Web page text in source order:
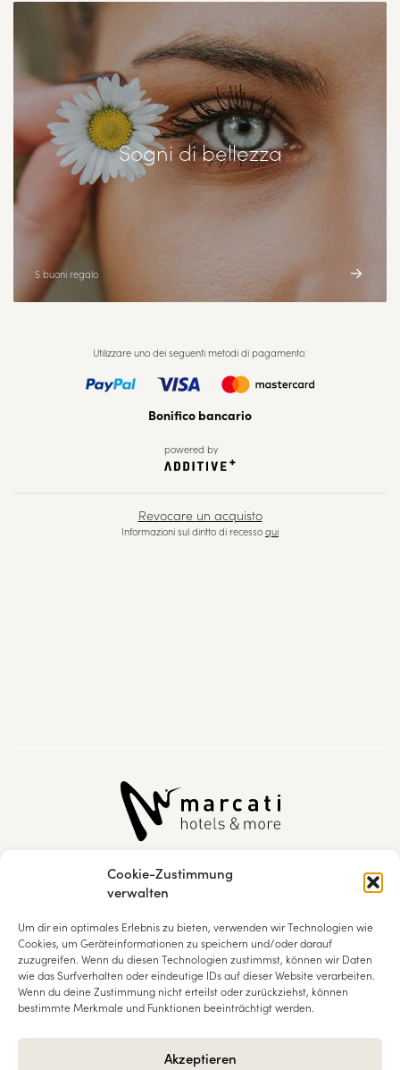
Cookie-Zustimmung
verwalten
Um dir ein optimales Erlebnis zu bieten, verwenden wir Technologien wie
Cookies, um Geräteinformationen zu speichern und/oder darauf
zuzugreifen. Wenn du diesen Technologien zustimmst, können wir Daten
wie das Surfverhalten oder eindeutige IDs auf dieser Website verarbeiten.
Wenn du deine Zustimmung nicht erteilst oder zurückziehst, können
bestimmte Merkmale und Funktionen beeinträchtigt werden.
Akzeptieren
Sogni di bellezza
5 buoni regalo
Utilizzare uno dei seguenti metodi di pagamento:
Bonifico bancario
powered by
Revocare un acquisto
Informazioni sul diritto di recessoqui
+43 5212 2383
Natur & Spa Hotel Lärchenhof
Geigenbühelstraße 203
A-6100 Seefeld in Tirol